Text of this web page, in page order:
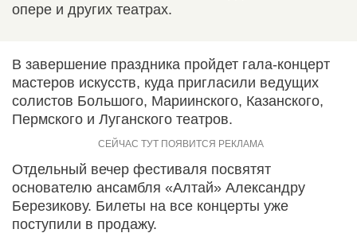
опере и других театрах.
В завершение праздника пройдет гала-концерт
мастеров искусств, куда пригласили ведущих
солистов Большого, Мариинского, Казанского,
Пермского и Луганского театров.
Отдельный вечер фестиваля посвятят
основателю ансамбля «Алтай» Александру
Березикову. Билеты на все концерты уже
поступили в продажу.